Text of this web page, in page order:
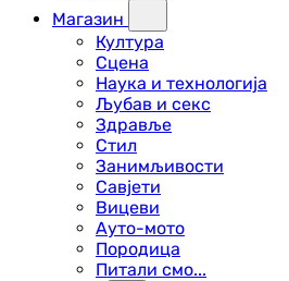
Магазин
Култура
Сцена
Наука и технологија
Љубав и секс
Здравље
Стил
Занимљивости
Савјети
Вицеви
Ауто-мото
Породица
Питали смо...